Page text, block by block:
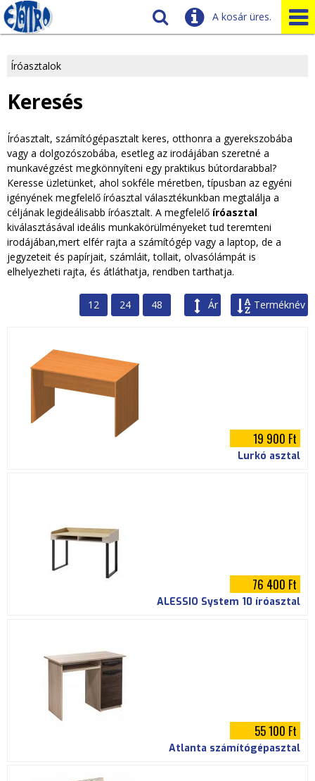
e
l
e
n
l
e
Íróasztalok
Keresés
Íróasztalt, számítógépasztalt keres, otthonra a gyerekszobába
vagy a dolgozószobába, esetleg az irodájában szeretné a
munkavégzést megkönnyíteni egy praktikus bútordarabbal?
Keresse üzletünket, ahol sokféle méretben, típusban az egyéni
igényének megfelelő íróasztal választékunkban megtalálja a
céljának legideálisabb íróasztalt. A megfelelő íróasztal
kiválasztásával ideális munkakörülményeket tud teremteni
irodájában,mert elfér rajta a számítógép vagy a laptop, de a
jegyzeteit és papírjait, számláit, tollait, olvasólámpát is
elhelyezheti rajta, és átláthatja, rendben tarthatja.
12 24 48 Ár Terméknév
19 900 Ft
Lurkó asztal
76 400 Ft
ALESSIO System 10 íróasztal
55 100 Ft
Atlanta számítógépasztal
A kosár üres.